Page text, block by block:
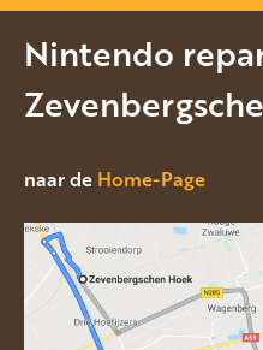
Nintendo
naar de Home-Page